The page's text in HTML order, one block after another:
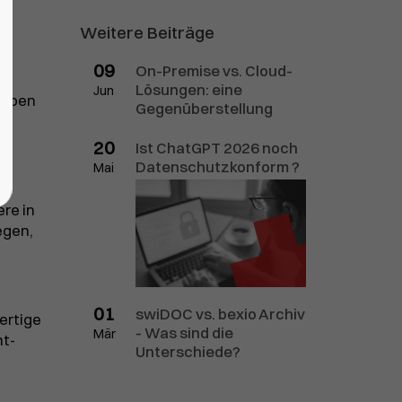
in
Weitere Beiträge
09
Jun
On-Premise vs. Cloud-
Lösungen: eine
Gegenüberstellung
20
Mai
Ist ChatGPT 2026 noch
Datenschutzkonform ?
01
Mär
swiDOC vs. bexio Archiv
- Was sind die
Unterschiede?